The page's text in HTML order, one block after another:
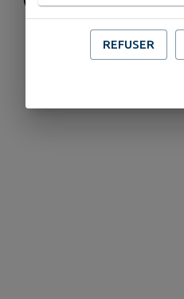
REFUSER